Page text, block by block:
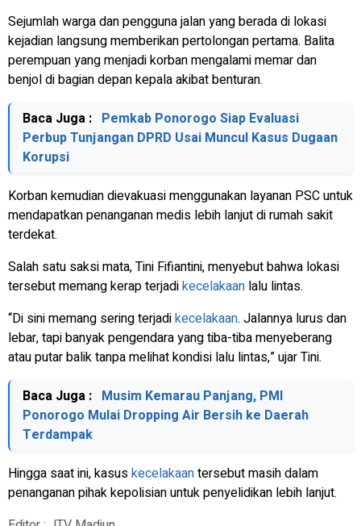
Sejumlah warga dan pengguna jalan yang berada di lokasi
kejadian langsung memberikan pertolongan pertama. Balita
perempuan yang menjadi korban mengalami memar dan
benjol di bagian depan kepala akibat benturan.
Baca Juga : Pemkab Ponorogo Siap Evaluasi
Perbup Tunjangan DPRD Usai Muncul Kasus Dugaan
Korupsi
Korban kemudian dievakuasi menggunakan layanan PSC untuk
mendapatkan penanganan medis lebih lanjut di rumah sakit
terdekat.
Salah satu saksi mata, Tini Fifiantini, menyebut bahwa lokasi
tersebut memang kerap terjadikecelakaan lalu lintas.
“Di sini memang sering terjadikecelakaan. Jalannya lurus dan
lebar, tapi banyak pengendara yang tiba-tiba menyeberang
atau putar balik tanpa melihat kondisi lalu lintas,” ujar Tini.
Baca Juga : Musim Kemarau Panjang, PMI
Ponorogo Mulai Dropping Air Bersih ke Daerah
Terdampak
Hingga saat ini, kasuskecelakaantersebut masih dalam
penanganan pihak kepolisian untuk penyelidikan lebih lanjut.